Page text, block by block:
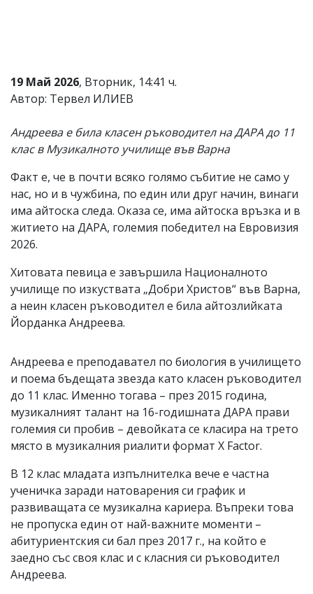
от
и
не
носи
отговорност
тях!
Ако
откриете
обиден
за
вас
моля
сигнализирайте
ни!
19 Май 2026, Вторник, 14:41 ч.
Автор: Тервел ИЛИЕВ
Андреева е била класен ръководител на ДАРА до 11
клас в Музикалното училище във Варна
Факт е, че в почти всяко голямо събитие не само у
нас, но и в чужбина, по един или друг начин, винаги
има айтоска следа. Оказа се, има айтоска връзка и в
житието на ДАРА, големия победител на Евровизия
2026.
Хитовата певица е завършила Националното
училище по изкуствата „Добри Христов“ във Варна,
а неин класен ръководител е била айтозлийката
Йорданка Андреева.
Андреева е преподавател по биология в училището
и поема бъдещата звезда като класен ръководител
до 11 клас. Именно тогава – през 2015 година,
музикалният талант на 16-годишната ДАРА прави
големия си пробив – девойката се класира на трето
място в музикалния риалити формат X Factor.
В 12 клас младата изпълнителка вече е частна
ученичка заради натоварения си график и
развиващата се музикална кариера. Въпреки това
не пропуска един от най-важните моменти –
абитуриентския си бал през 2017 г., на който е
заедно със своя клас и с класния си ръководител
Андреева.